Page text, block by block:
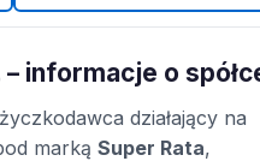
informacje o
działający na
marką Super Rata,